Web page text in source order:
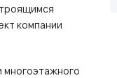
компании
многоэтажного